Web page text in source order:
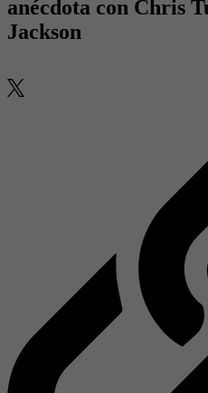
anécdota con Chris
Jackson